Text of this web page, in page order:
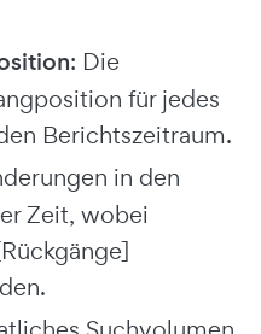
: Die
für jedes
Berichtszeitraum.
in den
Zeit, wobei